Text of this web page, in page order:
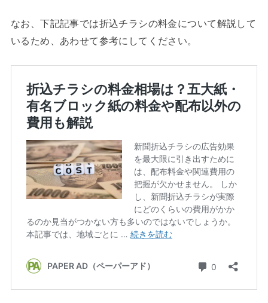
なお、下記記事では折込チラシの料金について解説して
いるため、あわせて参考にしてください。